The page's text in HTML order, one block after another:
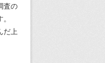
査の
だ上